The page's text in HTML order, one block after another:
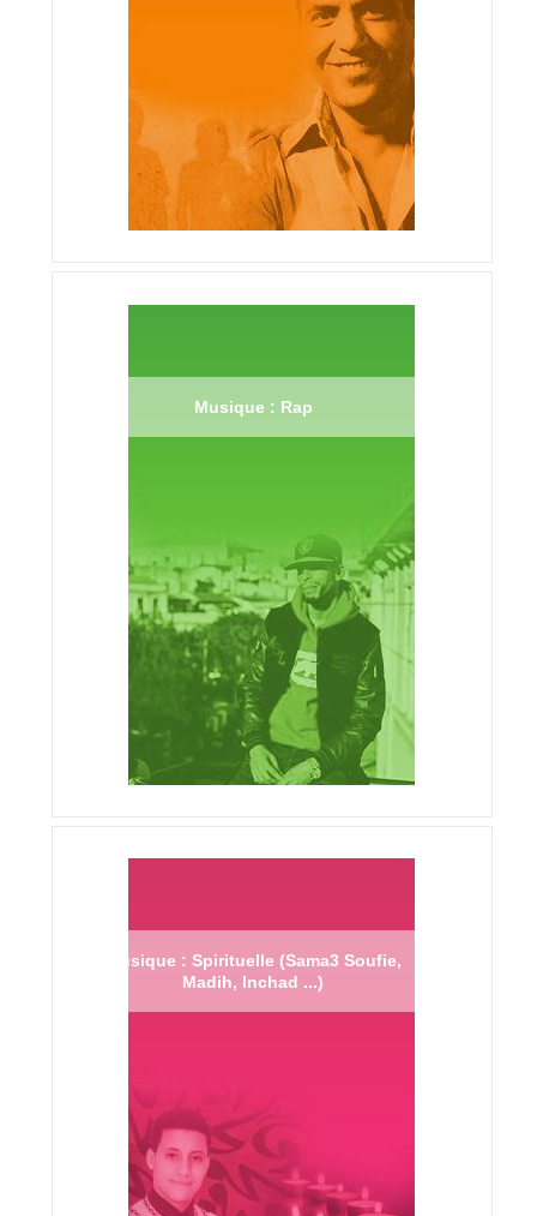
Musique : Rap
Musique : Spirituelle (Sama3 Soufie,
Madih, Inchad ...)